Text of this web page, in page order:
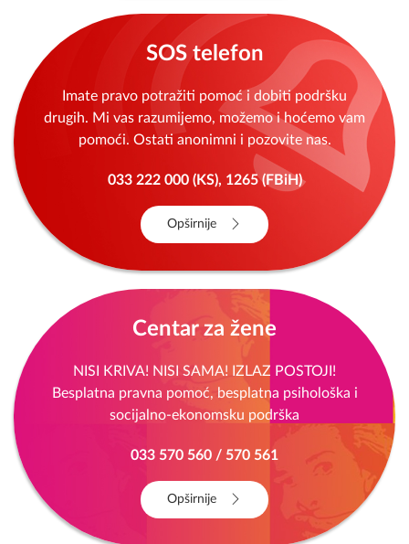
SOS telefon
Imate pravo potražiti pomoć i dobiti podršku
drugih. Mi vas razumijemo, možemo i hoćemo vam
pomoći. Ostati anonimni i pozovite nas.
033 222 000 (KS), 1265 (FBiH)
Opširnije
Centar za žene
NISI KRIVA! NISI SAMA! IZLAZ POSTOJI!
Besplatna pravna pomoć, besplatna psihološka i
socijalno-ekonomsku podrška
033 570 560 / 570 561
Opširnije